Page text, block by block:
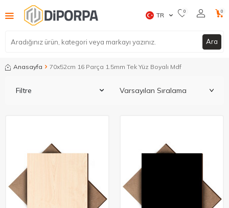
Ara
TR 0 0
Anasayfa 70x52cm 16 Parça 1.5mm Tek Yüz Boyalı Mdf
Filtre